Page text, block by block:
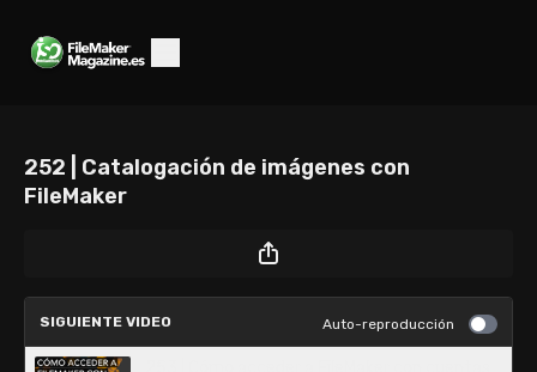
252 | Catalogación de imágenes con
FileMaker
SIGUIENTE VIDEO Auto-reproducción